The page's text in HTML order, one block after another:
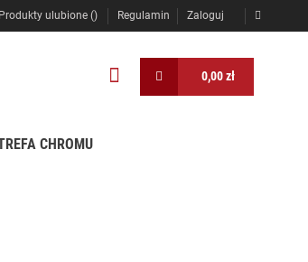
Produkty ulubione () Regulamin Zaloguj
0,00 zł
CHROMU